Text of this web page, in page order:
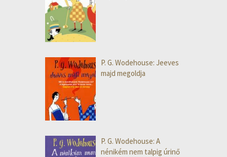
P. G. Wodehouse: Jeeves
majd megoldja
P. G. Wodehouse: A
nénikém nem talpig úrinő